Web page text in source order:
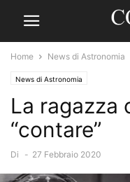
Home News di Astronomia
News di Astronomia
La ragazza
“contare”
Di - 27 Febbraio 2020